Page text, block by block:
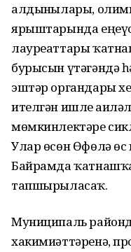
алдынғылары,
ярыштарында
лауреаттары
бурысын үтәгәндә
эштәр органдары
ителгән ишле
мөмкинлектәре
Улар өсөн Өфөлә
Байрамда
тапшырыласаҡ.
Муниципаль
хакимиәттәренә,